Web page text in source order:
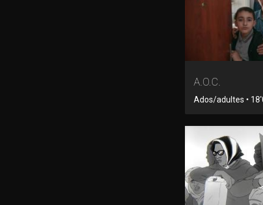
A.O.C.
Ados/adultes •